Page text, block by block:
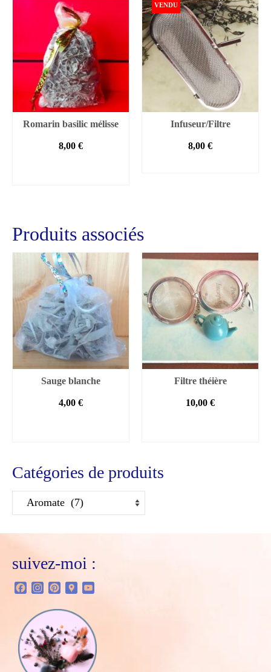
Romarin basilic mélisse
8,00 €
VENDU
Infuseur/Filtre
8,00 €
Produits associés
Sauge blanche
4,00 €
Filtre théière
10,00 €
Catégories de produits
suivez-moi :
FacebookInstagramPinterestGoogle